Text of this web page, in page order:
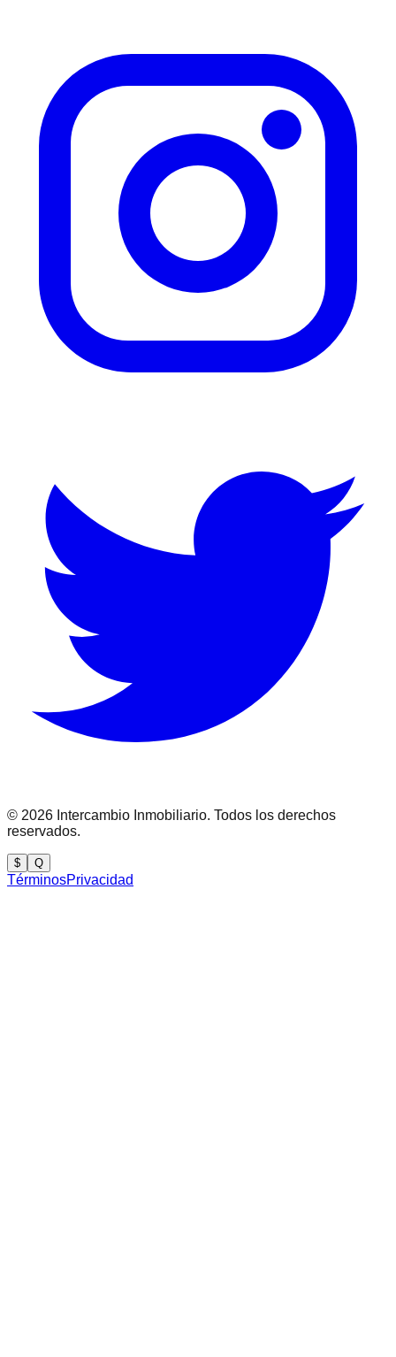
© 2026 Intercambio Inmobiliario. Todos los derechos
reservados.
$ Q
TérminosPrivacidad